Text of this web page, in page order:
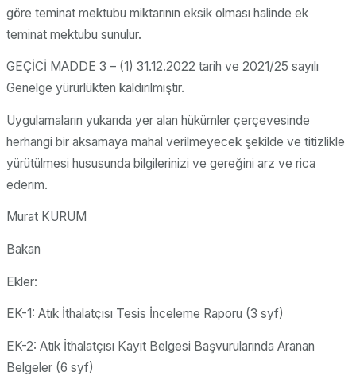
göre teminat mektubu miktarının eksik olması halinde ek
teminat mektubu sunulur.
GEÇİCİ MADDE 3 – (1) 31.12.2022 tarih ve 2021/25 sayılı
Genelge yürürlükten kaldırılmıştır.
Uygulamaların yukarıda yer alan hükümler çerçevesinde
herhangi bir aksamaya mahal verilmeyecek şekilde ve titizlikle
yürütülmesi hususunda bilgilerinizi ve gereğini arz ve rica
ederim.
Murat KURUM
Bakan
Ekler:
EK-1: Atık İthalatçısı Tesis İnceleme Raporu (3 syf)
EK-2: Atık İthalatçısı Kayıt Belgesi Başvurularında Aranan
Belgeler (6 syf)